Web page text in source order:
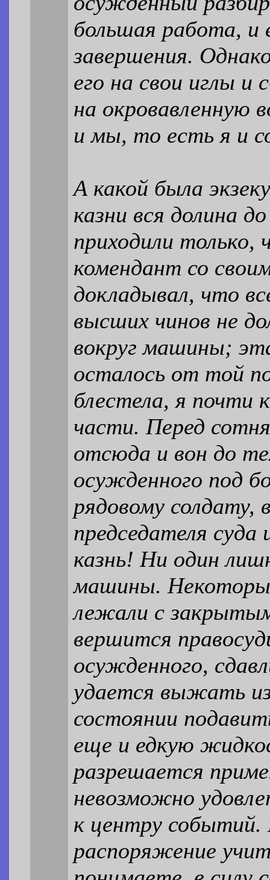
большая работа, и
завершения.
его на свои иглы и
на окровавленную
и мы, то есть я и
А какой была
казни вся долина
приходили
комендант со
докладывал, что
высших чинов не
вокруг машины;
осталось от той
блестела, я почти
части. Перед
отсюда и вон до
осужденного под
рядовому
председателя
казнь! Ни один
машины.
лежали с
вершится
осужденного,
удается выжать
состоянии
еще и едкую
разрешается
невозможно
к центру событий.
распоряжение